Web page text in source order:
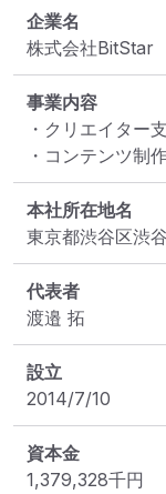
企業名
株式会社BitStar
事業内容
・クリエイター
・コンテンツ制
本社所在地名
東京都渋谷区渋
代表者
渡邉 拓
設立
2014/7/10
資本金
1,379,328千円